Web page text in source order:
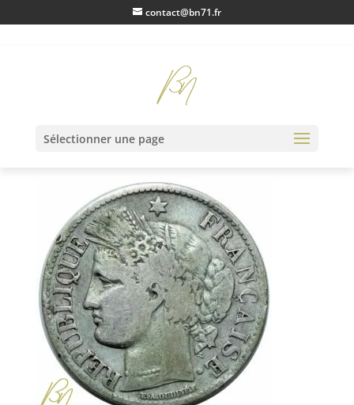
contact@bn71.fr
Sélectionner une page
IMG_0164